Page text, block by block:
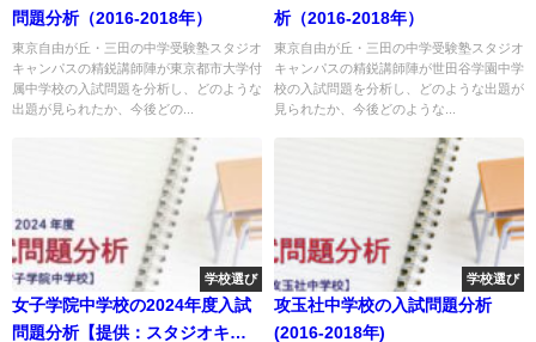
問題分析（2016-2018年）
東京自由が丘・三田の中学受験塾スタジオ
キャンパスの精鋭講師陣が東京都市大学付
属中学校の入試問題を分析し、どのような
出題が見られたか、今後どの...
析（2016-2018年）
東京自由が丘・三田の中学受験塾スタジオ
キャンパスの精鋭講師陣が世田谷学園中学
校の入試問題を分析し、どのような出題が
見られたか、今後どのような...
学校選び
女子学院中学校の2024年度入試
問題分析【提供：スタジオキャ
学校選び
攻玉社中学校の入試問題分析
(2016-2018年)